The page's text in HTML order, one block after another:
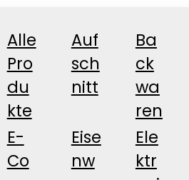
Alle
Pro
du
kte
Auf
sch
nitt
Ba
ck
wa
ren
E-
Co
Eise
nw
Ele
ktr